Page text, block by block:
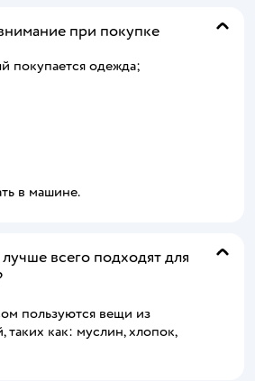
при покупке
покупается одежда;
в машине.
всего подходят для
пользуются вещи из
таких как: муслин, хлопок,